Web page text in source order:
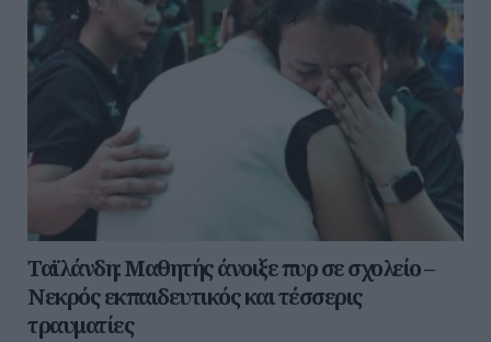
Ταϊλάνδη: Μαθητής άνοιξε πυρ σε σχολείο –
Νεκρός εκπαιδευτικός και τέσσερις
τραυματίες